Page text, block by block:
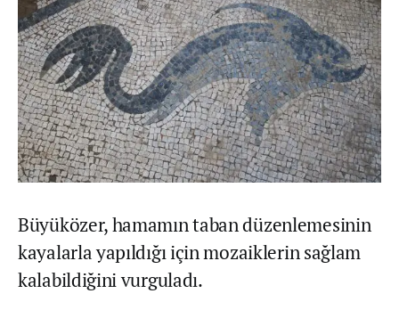
Büyüközer, hamamın taban düzenlemesinin
kayalarla yapıldığı için mozaiklerin sağlam
kalabildiğini vurguladı.